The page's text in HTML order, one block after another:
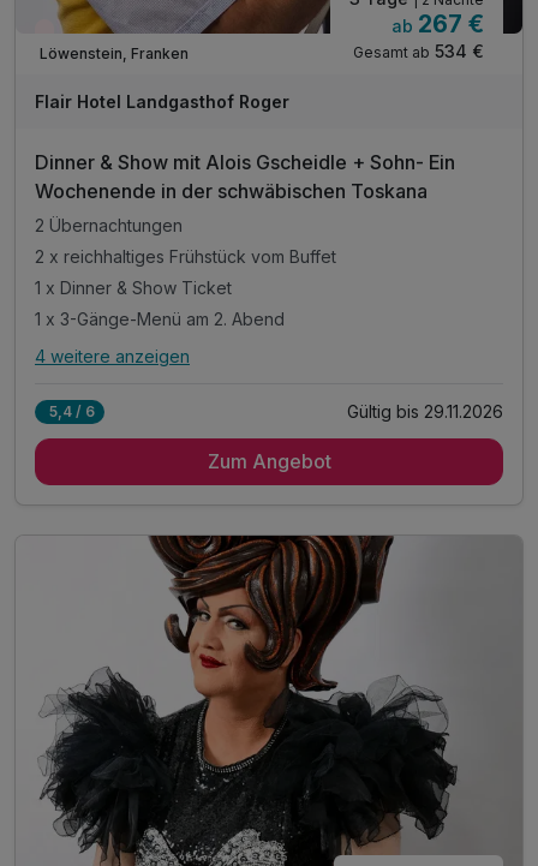
Wieder frei ab November
Löwenstein, Franken
ab 267 €
Gesamt ab 534 €
Flair Hotel Landgasthof Roger
Dinner & Show mit Alois Gscheidle + Sohn- Ein
Wochenende in der schwäbischen Toskana
2 Übernachtungen
2 x reichhaltiges Frühstück vom Buffet
1 x Dinner & Show Ticket
1 x 3-Gänge-Menü am 2. Abend
Alle Inklusivleistungen
2 x reichhaltiges Frühstück vom Buffet
inkl. Entspannen in unserem Wellnessbereich
inkl. kuscheliger Leih-Saunatuch
4 weitere anzeigen
5,4 / 6 Gültig bis 29.11.2026
Zum Angebot